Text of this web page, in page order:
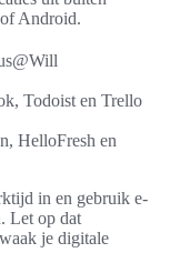
Android.
Todoist en Trello
HelloFresh en
in en gebruik e-
Let op dat
je digitale